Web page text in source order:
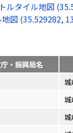
ルタイル地図
図 (35.529282,
・振興局名